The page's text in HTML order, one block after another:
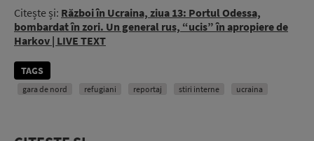
Citește și: Război în Ucraina, ziua 13: Portul Odessa,
bombardat în zori. Un general rus, “ucis” în apropiere de
Harkov | LIVE TEXT
TAGS
gara de nord refugiani reportaj stiri interne ucraina